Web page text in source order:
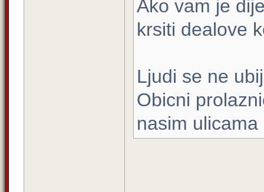
Ako vam je
krsiti dealove
Ljudi se ne
Obicni
nasim